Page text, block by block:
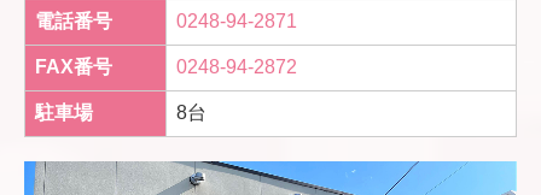
電話番号 0248-94-2871
FAX番号 0248-94-2872
駐車場 8台